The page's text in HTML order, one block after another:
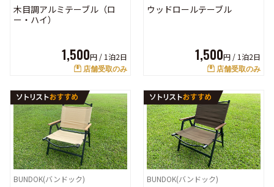
木目調アルミテーブル（ロ
ー・ハイ）
1,500円 / 1泊2日
店舗受取のみ
ウッドロールテーブル
1,500円 / 1泊2日
店舗受取のみ
BUNDOK(バンドック) BUNDOK(バンドック)